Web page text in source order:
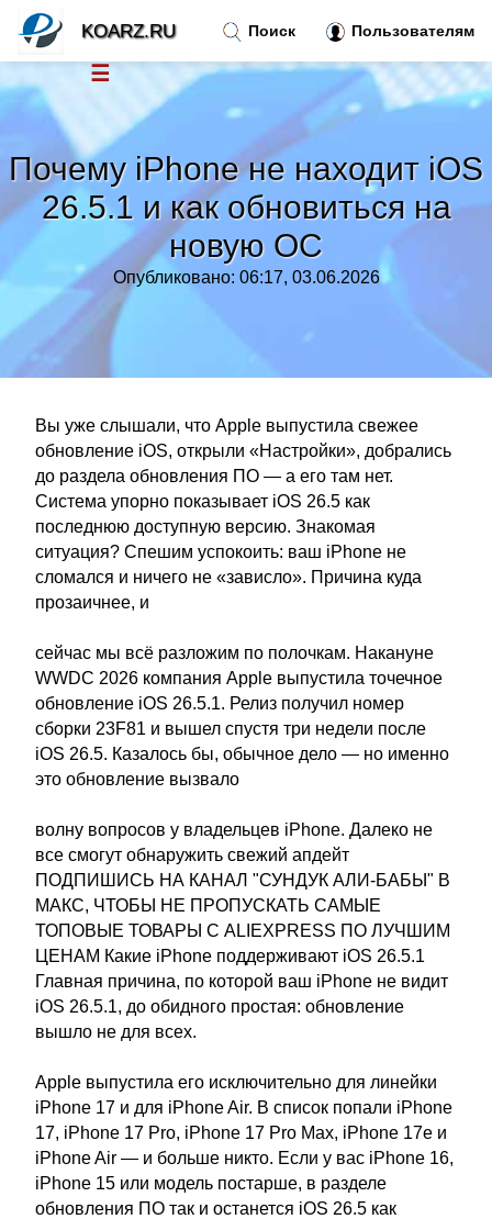
Почему iPhone не находит iOS
26.5.1 и как обновиться на
новую ОС
Опубликовано: 06:17, 03.06.2026
Вы уже слышали, что Apple выпустила свежее
обновление iOS, открыли «Настройки», добрались
до раздела обновления ПО — а его там нет.
Система упорно показывает iOS 26.5 как
последнюю доступную версию. Знакомая
ситуация? Спешим успокоить: ваш iPhone не
сломался и ничего не «зависло». Причина куда
прозаичнее, и
сейчас мы всё разложим по полочкам. Накануне
WWDC 2026 компания Apple выпустила точечное
обновление iOS 26.5.1. Релиз получил номер
сборки 23F81 и вышел спустя три недели после
iOS 26.5. Казалось бы, обычное дело — но именно
это обновление вызвало
волну вопросов у владельцев iPhone. Далеко не
все смогут обнаружить свежий апдейт
ПОДПИШИСЬ НА КАНАЛ "СУНДУК АЛИ-БАБЫ" В
МАКС, ЧТОБЫ НЕ ПРОПУСКАТЬ САМЫЕ
ТОПОВЫЕ ТОВАРЫ С ALIEXPRESS ПО ЛУЧШИМ
ЦЕНАМ Какие iPhone поддерживают iOS 26.5.1
Главная причина, по которой ваш iPhone не видит
iOS 26.5.1, до обидного простая: обновление
вышло не для всех.
Apple выпустила его исключительно для линейки
iPhone 17 и для iPhone Air. В список попали iPhone
17, iPhone 17 Pro, iPhone 17 Pro Max, iPhone 17e и
iPhone Air — и больше никто. Если у вас iPhone 16,
iPhone 15 или модель постарше, в разделе
обновления ПО так и останется iOS 26.5 как
Поиск Пользователям
KOARZ.RU
☰
Новости
Тренды новостей»
»
Правила »
Контакт»